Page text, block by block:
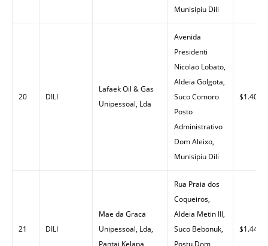
Munisipiu Dili
20 DILI
Lafaek Oil & Gas
Unipessoal, Lda
Avenida
Presidenti
Nicolao Lobato,
Aldeia Golgota,
Suco Comoro
Posto
Administrativo
Dom Aleixo,
Munisipiu Dili
$1.40
21 DILI
Mae da Graca
Unipessoal, Lda,
Pantai Kelapa
Rua Praia dos
Coqueiros,
Aldeia Metin III,
Suco Bebonuk,
Postu Dom
$1.44